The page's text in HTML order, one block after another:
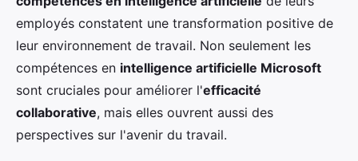
employés constatent une transformation positive de
leur environnement de travail. Non seulement les
compétences en intelligence artificielle Microsoft
sont cruciales pour améliorer l'efficacité
collaborative, mais elles ouvrent aussi des
perspectives sur l'avenir du travail.